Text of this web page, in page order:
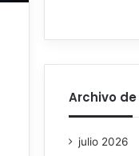
Archivo
julio 2026